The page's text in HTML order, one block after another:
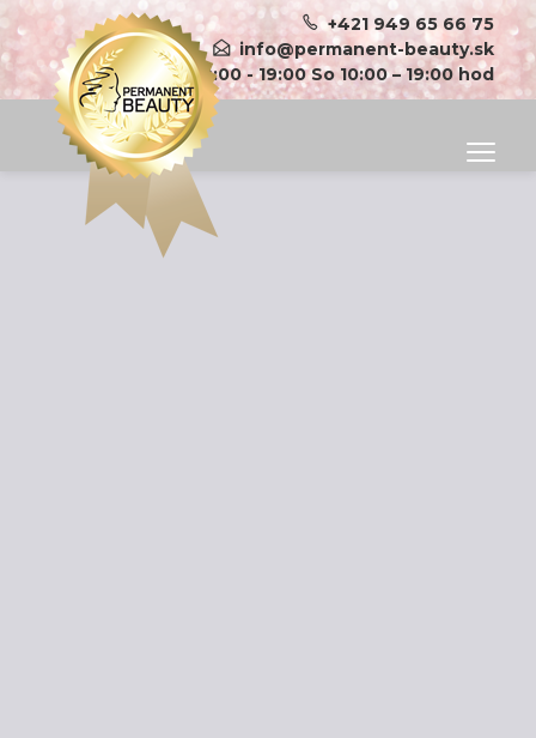
+421 949 65 66 75
info@permanent-beauty.sk
Po-Pi: 9:00 - 19:00 So 10:00 – 19:00 hod